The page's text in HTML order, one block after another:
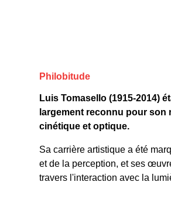
Philobitude
Luis Tomasello (1915-2014)
largement reconnu pour son
cinétique et optique.
Sa carrière artistique a été
et de la perception, et ses
travers l'interaction avec la